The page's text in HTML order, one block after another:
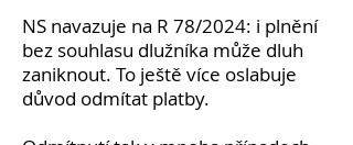
NS navazuje na R 78/2024: i plnění
bez souhlasu dlužníka může dluh
zaniknout. To ještě více oslabuje
důvod odmítat platby.